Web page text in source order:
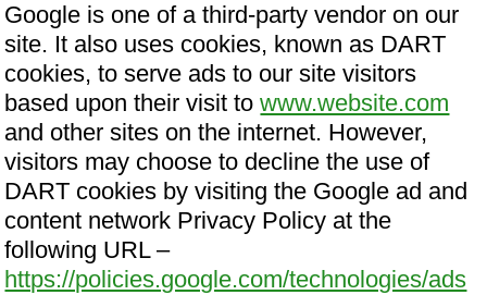
Google is one of a third-party vendor on our
site. It also uses cookies, known as DART
cookies, to serve ads to our site visitors
based upon their visit towww.website.com
and other sites on the internet. However,
visitors may choose to decline the use of
DART cookies by visiting the Google ad and
content network Privacy Policy at the
following URL –
https://policies.google.com/technologies/ads